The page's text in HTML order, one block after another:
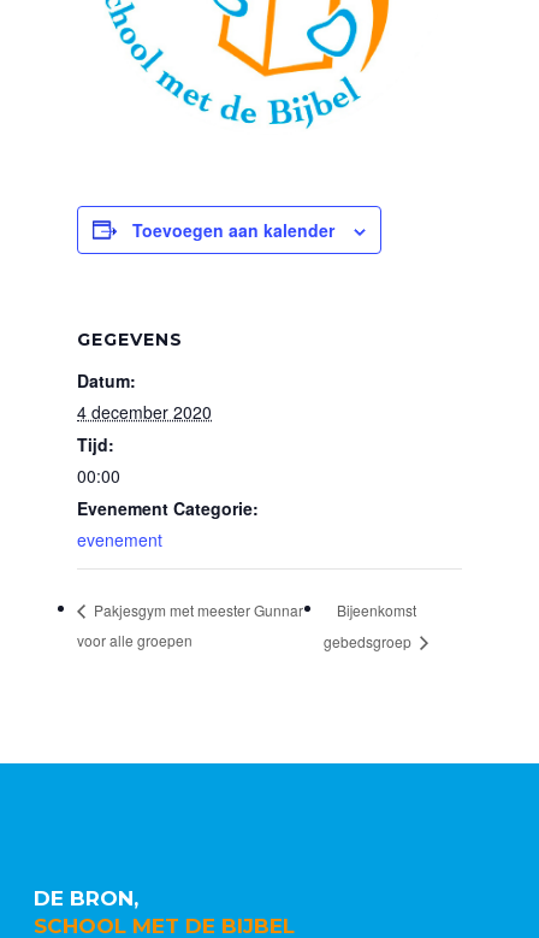
Toevoegen aan kalender
GEGEVENS
Datum:
4 december 2020
Tijd:
00:00
Evenement Categorie:
evenement
Pakjesgym met meester Gunnar
voor alle groepen
Bijeenkomst
gebedsgroep
DE BRON,
SCHOOL MET DE BIJBEL